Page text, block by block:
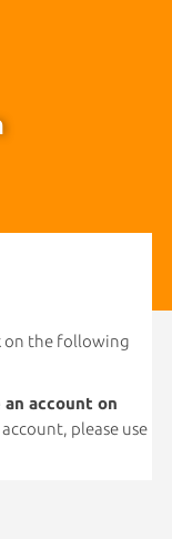
on the following
account on
please use